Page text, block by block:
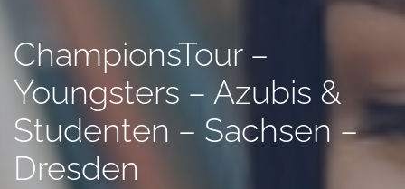
ChampionsTour –
Youngsters – Azubis &
Studenten – Sachsen –
Dresden